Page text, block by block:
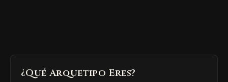
¿Qué Arquetipo Eres?